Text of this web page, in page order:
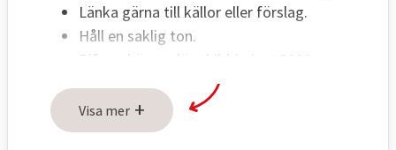
Länka gärna till källor eller förslag.
Håll en saklig ton.
Bifoga högupplöst bild (minst 2000
pixlar) på debattör i liggande format.
Ange fotograf.
Om fler personer ska visas på bild
Visa mer +